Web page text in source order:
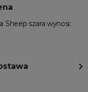
szara wynosi: